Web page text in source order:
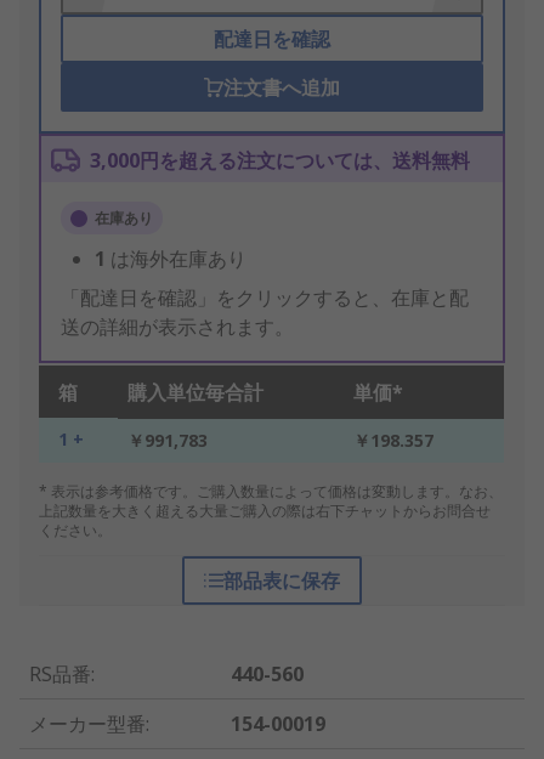
配達日を確認
注文書へ追加
3,000円を超える注文については、送料無料
在庫あり
1 は海外在庫あり
「配達日を確認」をクリックすると、在庫と配
送の詳細が表示されます。
箱 購入単位毎合計 単価*
1 + ￥991,783 ￥198.357
* 表示は参考価格です。ご購入数量によって価格は変動します。なお、
上記数量を大きく超える大量ご購入の際は右下チャットからお問合せ
ください。
部品表に保存
RS品番:
440-560
メーカー型番:
154-00019